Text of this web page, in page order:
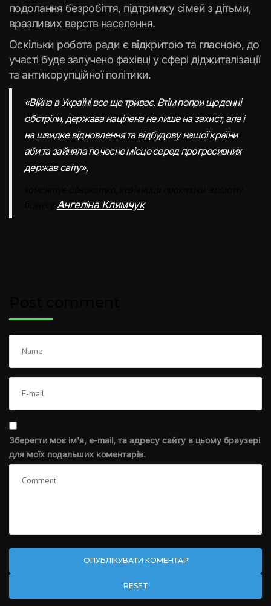
подолання безробіття, підтримку сімей з дітьми,
вразливих верств населення.
Оскільки робота ради є відкритою та гласною, до
участі буде залучено фахівці у сфері діджиталізації
та антикорупційної політики.
«Війна в Україні все ще триває. Втім попри щоденні
обстріли, держава націлена не лише на захист, але і
на швидке відновлення та відбудову нашої країни
аби та зайняла почесне місце серед прогресивних
держав світу»,
Ангеліна Климчук.
Зберегти моє ім'я, e-mail, та адресу сайту в цьому браузері
для моїх подальших коментарів.
RESET